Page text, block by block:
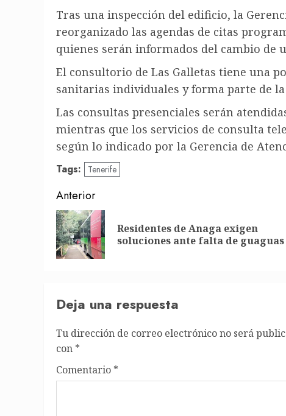
Tras una inspección del edificio, la
reorganizado las agendas de citas
quienes serán informados del cambio de
El consultorio de Las Galletas tiene una
sanitarias individuales y forma parte de la
Las consultas presenciales serán
mientras que los servicios de consulta
según lo indicado por la Gerencia de
Tags: Tenerife
Post
navigation
Anterior
Residentes de Anaga exigen
soluciones ante falta de guaguas
Deja una respuesta
Tu dirección de correo electrónico no será
con *
Comentario *